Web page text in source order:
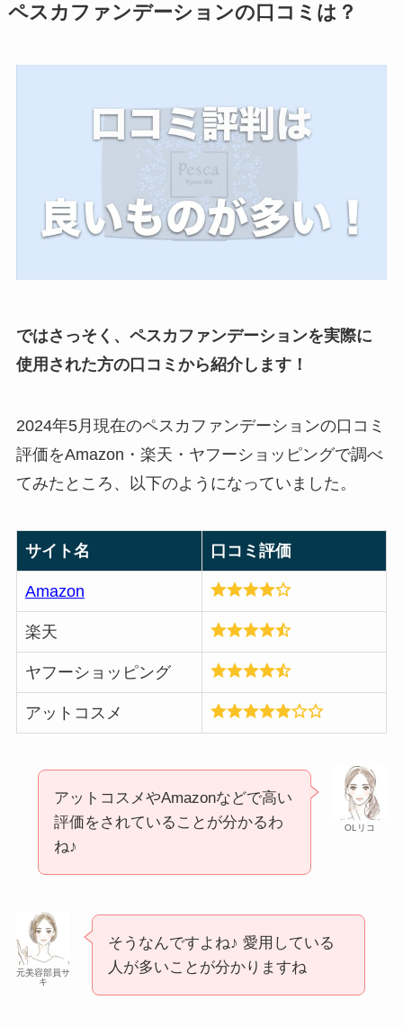
ペスカファンデーションの口コミは？
ではさっそく、ペスカファンデーションを実際に
使用された方の口コミから紹介します！
2024年5月現在のペスカファンデーションの口コミ
評価をAmazon・楽天・ヤフーショッピングで調べ
てみたところ、以下のようになっていました。
サイト名 口コミ評価
Amazon
楽天
ヤフーショッピング
アットコスメ
OLリコ
アットコスメやAmazonなどで高い
評価をされていることが分かるわ
ね♪
元美容部員サ
キ
そうなんですよね♪ 愛用している
人が多いことが分かりますね